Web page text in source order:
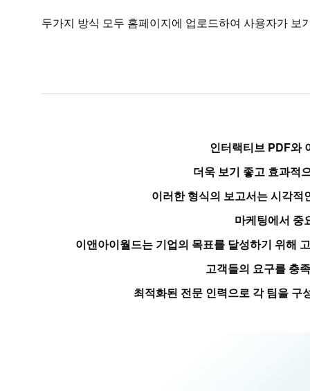
두가지 방식 모두 홈페이지에 업로드하여 사용자가 보
인터랙티브 PDF와
더욱 보기 좋고 효과적
이러한 형식의 보고서는 시각
마케팅에서 중
이앤아이월드는 기업의 목표를 달성하기 위해
고객들의 요구를 충
최적화된 전문 인력으로 각 팀을 구